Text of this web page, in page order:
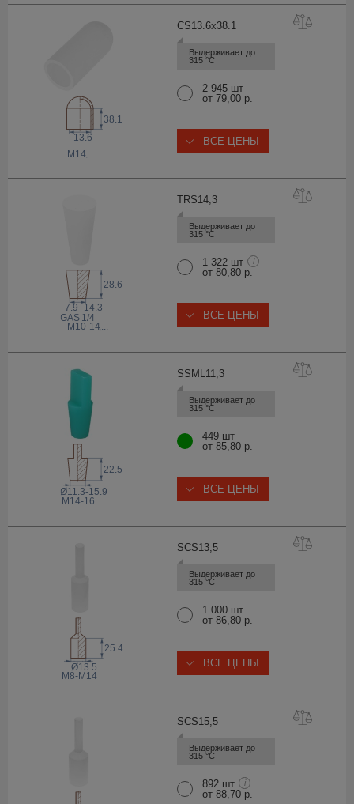
CS13.6x38.1
Выдерживает до
315 °С
13.6
38.1
,...
M14
2 945 шт
от 79,00 р.
ВСЕ ЦЕНЫ
TRS14,3
Выдерживает до
315 °С
28.6
GAS 1/4
7.9–14.3
M10-14,...
1 322 шт i
от 80,80 р.
ВСЕ ЦЕНЫ
SSML11,3
Выдерживает до
315 °С
22.5
Ø11.3-15.9
M14-16
449 шт
от 85,80 р.
ВСЕ ЦЕНЫ
SCS13,5
Выдерживает до
315 °С
25.4
Ø13.5
M8-M14
1 000 шт
от 86,80 р.
ВСЕ ЦЕНЫ
SCS15,5
Выдерживает до
315 °С
892 шт i
от 88,70 р.